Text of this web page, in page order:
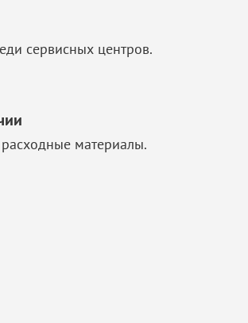
сервисных центров.
материалы.